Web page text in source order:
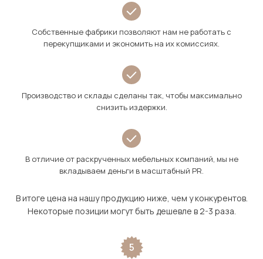
Собственные фабрики позволяют нам не работать с
перекупщиками и экономить на их комиссиях.
Производство и склады сделаны так, чтобы максимально
снизить издержки.
В отличие от раскрученных мебельных компаний, мы не
вкладываем деньги в масштабный PR.
В итоге цена на нашу продукцию ниже, чем у конкурентов.
Некоторые позиции могут быть дешевле в 2-3 раза.
5